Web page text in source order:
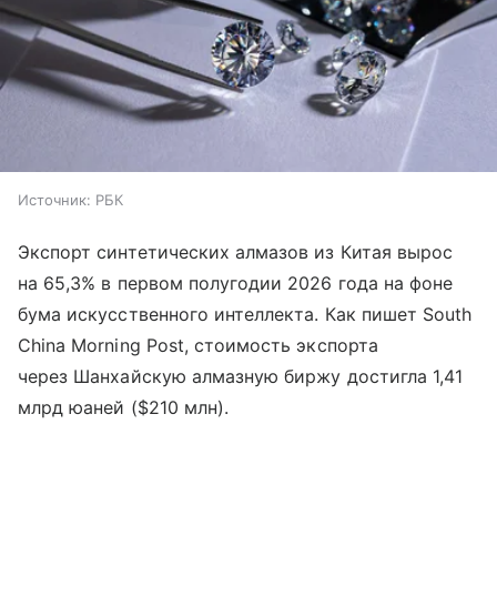
Источник: РБК
Экспорт синтетических алмазов из Китая вырос
на 65,3% в первом полугодии 2026 года на фоне
бума искусственного интеллекта. Как пишет South
China Morning Post, стоимость экспорта
через Шанхайскую алмазную биржу достигла 1,41
млрд юаней ($210 млн).